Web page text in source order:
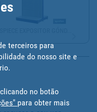
terceiros para
do nosso site e
no botão
para obter mais